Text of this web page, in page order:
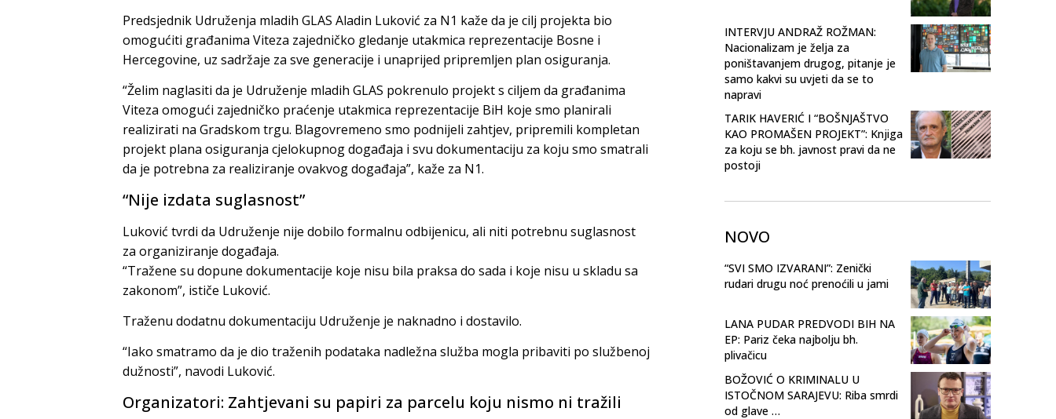
Predsjednik Udruženja mladih GLAS Aladin Luković za N1 kaže da je cilj projekta bio
omogućiti građanima Viteza zajedničko gledanje utakmica reprezentacije Bosne i
Hercegovine, uz sadržaje za sve generacije i unaprijed pripremljen plan osiguranja.
“Želim naglasiti da je Udruženje mladih GLAS pokrenulo projekt s ciljem da građanima
Viteza omogući zajedničko praćenje utakmica reprezentacije BiH koje smo planirali
realizirati na Gradskom trgu. Blagovremeno smo podnijeli zahtjev, pripremili kompletan
projekt plana osiguranja cjelokupnog događaja i svu dokumentaciju za koju smo smatrali
da je potrebna za realiziranje ovakvog događaja”, kaže za N1.
“Nije izdata suglasnost”
Luković tvrdi da Udruženje nije dobilo formalnu odbijenicu, ali niti potrebnu suglasnost
za organiziranje događaja.
“Tražene su dopune dokumentacije koje nisu bila praksa do sada i koje nisu u skladu sa
zakonom”, ističe Luković.
Traženu dodatnu dokumentaciju Udruženje je naknadno i dostavilo.
“Iako smatramo da je dio traženih podataka nadležna služba mogla pribaviti po službenoj
dužnosti”, navodi Luković.
Organizatori: Zahtjevani su papiri za parcelu koju nismo ni tražili
INTERVJU ANDRAŽ ROŽMAN:
Nacionalizam je želja za
poništavanjem drugog, pitanje je
samo kakvi su uvjeti da se to
napravi
TARIK HAVERIĆ I “BOŠNJAŠTVO
KAO PROMAŠEN PROJEKT”: Knjiga
za koju se bh. javnost pravi da ne
postoji
NOVO
“SVI SMO IZVARANI”: Zenički
rudari drugu noć prenoćili u jami
LANA PUDAR PREDVODI BIH NA
EP: Pariz čeka najbolju bh.
plivačicu
BOŽOVIĆ O KRIMINALU U
ISTOČNOM SARAJEVU: Riba smrdi
od glave …